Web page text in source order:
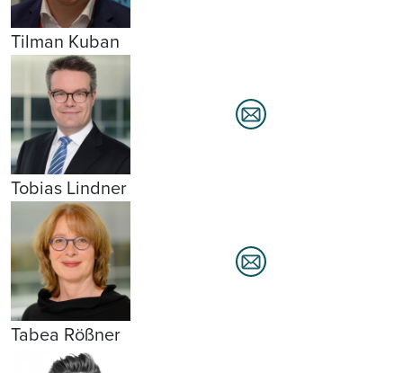
Tilman Kuban
Tobias Lindner
Tabea Rößner